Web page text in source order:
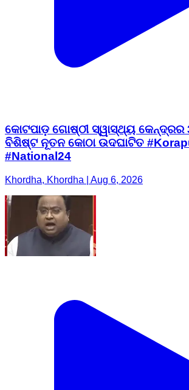
କୋଟପାଡ଼ ଗୋଷ୍ଠୀ ସ୍ୱାସ୍ଥ୍ୟ କେନ୍ଦ୍ରର
ବିଶିଷ୍ଟ ନୂତନ କୋଠା ଉଦଘାଟିତ
#National24
Khordha, Khordha | Aug 6, 2026